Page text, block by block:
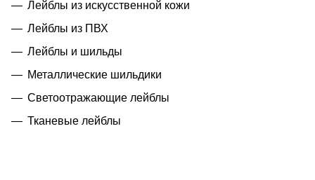
Лейблы из искусственной кожи
Лейблы из ПВХ
Лейблы и шильды
Металлические шильдики
Светоотражающие лейблы
Тканевые лейблы